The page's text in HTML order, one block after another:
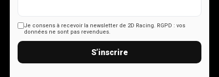
Je consens à recevoir la newsletter de 2D Racing. RGPD : vos
données ne sont pas revendues.
S’inscrire